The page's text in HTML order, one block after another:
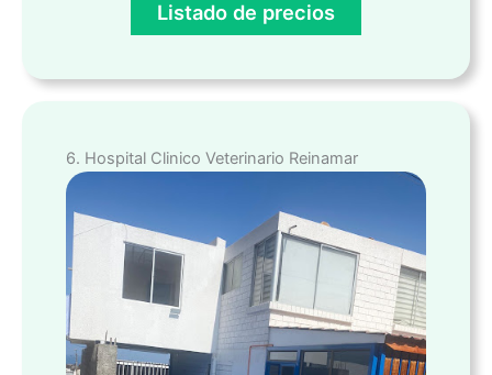
Listado de precios
6. Hospital Clinico Veterinario Reinamar